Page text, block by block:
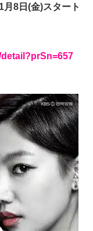
8日(金)スタート